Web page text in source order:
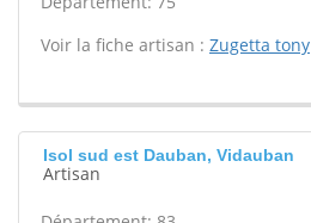
Voir la fiche artisan : Zugetta tony
Isol sud est Dauban, Vidauban
Artisan